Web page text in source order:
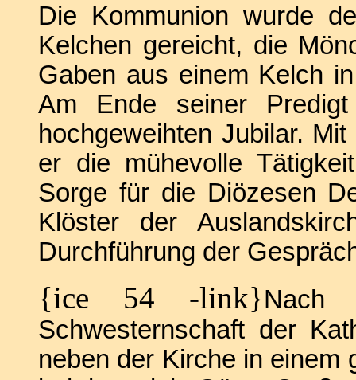
Die Kommunion wurde
Kelchen gereicht, die
Gaben aus einem Kelch
Am Ende seiner
hochgeweihten Jubilar.
er die mühevolle
Sorge für die Diözesen
Klöster der
Durchführung der
{ice 54 -link}Nach
Schwesternschaft der
neben der Kirche in einem